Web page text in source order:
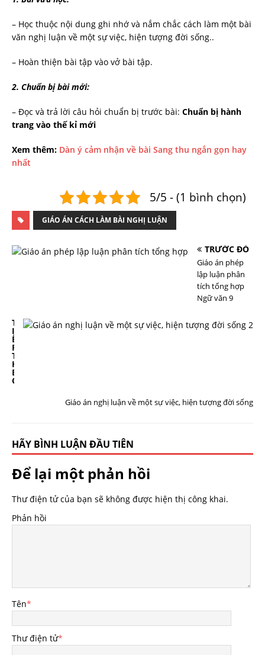
– Học thuộc nội dung ghi nhớ và nắm chắc cách làm một bài
văn nghị luận về một sự việc, hiện tượng đời sống..
– Hoàn thiện bài tập vào vở bài tập.
2. Chuẩn bị bài mới:
– Đọc và trả lời câu hỏi chuẩn bị trước bài: Chuẩn bị hành
trang vào thế kỉ mới
Xem thêm: Dàn ý cảm nhận về bài Sang thu ngắn gọn hay
nhất
5/5 - (1 bình chọn)
GIÁO ÁN CÁCH LÀM BÀI NGHỊ LUẬN
TRƯỚC ĐÓ
Giáo án phép
lập luận phân
tích tổng hợp
Ngữ văn 9
T
I
Ế
P
T
H
E
O
Giáo án nghị luận về một sự việc, hiện tượng đời sống
HÃY BÌNH LUẬN ĐẦU TIÊN
Để lại một phản hồi
Thư điện tử của bạn sẽ không được hiện thị công khai.
Phản hồi
Tên*
Thư điện tử*